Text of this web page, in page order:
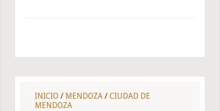
INICIO / MENDOZA / CIUDAD DE
MENDOZA